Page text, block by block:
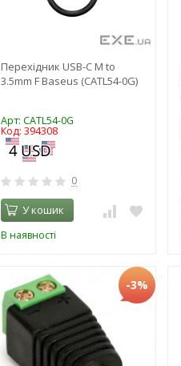
Перехідник USB-C M to
3.5mm F Baseus (CATL54-0G)
Арт: CATL54-0G
Код: 394308
0
У кошик
В наявності
-3%